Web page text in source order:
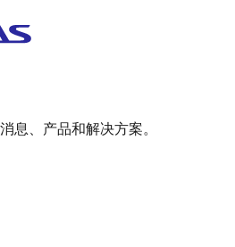
息、产品和解决方案。